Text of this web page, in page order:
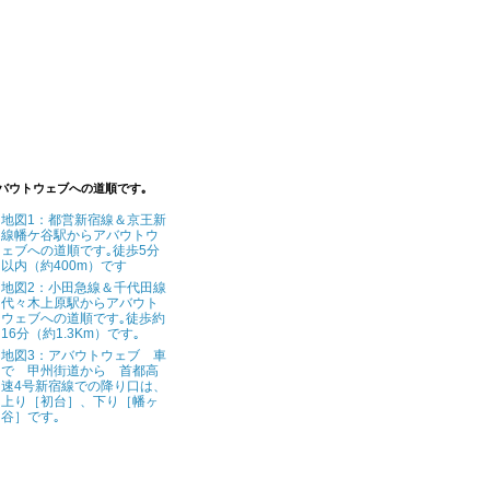
ウトウェブへの道順です｡
地図1：都営新宿線＆京王新
線幡ケ谷駅からアバウトウ
ェブへの道順です｡徒歩5分
以内（約400m）です
地図2：小田急線＆千代田線
代々木上原駅からアバウト
ウェブへの道順です｡徒歩約
16分（約1.3Km）です｡
地図3：アバウトウェブ 車
で 甲州街道から 首都高
速4号新宿線での降り口は、
上り［初台］、下り［幡ヶ
谷］です｡